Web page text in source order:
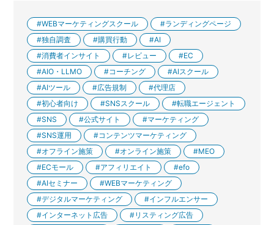
WEBマーケティングスクール
ランディングページ
独自調査
購買行動
AI
消費者インサイト
レビュー
EC
AIO・LLMO
コーチング
AIスクール
AIツール
広告規制
代理店
初心者向け
SNSスクール
転職エージェント
SNS
公式サイト
マーケティング
SNS運用
コンテンツマーケティング
オフライン施策
オンライン施策
MEO
ECモール
アフィリエイト
efo
AIセミナー
WEBマーケティング
デジタルマーケティング
インフルエンサー
インターネット広告
リスティング広告